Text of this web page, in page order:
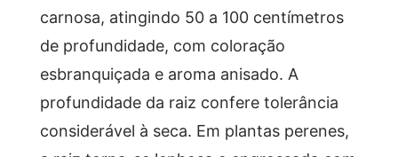
carnosa, atingindo 50 a 100 centímetros
de profundidade, com coloração
esbranquiçada e aroma anisado. A
profundidade da raiz confere tolerância
considerável à seca. Em plantas perenes,